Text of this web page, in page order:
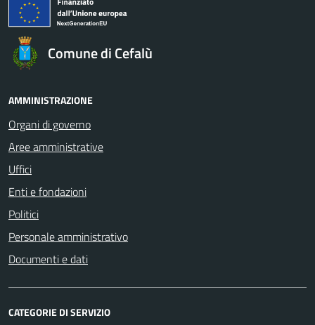
Comune di Cefalù
AMMINISTRAZIONE
Organi di governo
Aree amministrative
Uffici
Enti e fondazioni
Politici
Personale amministrativo
Documenti e dati
CATEGORIE DI SERVIZIO